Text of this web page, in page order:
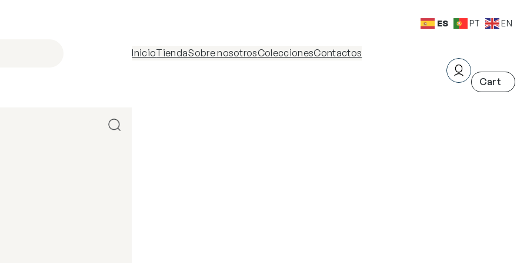
InicioTiendaSobre nosotrosColeccionesContactos
ES PT EN